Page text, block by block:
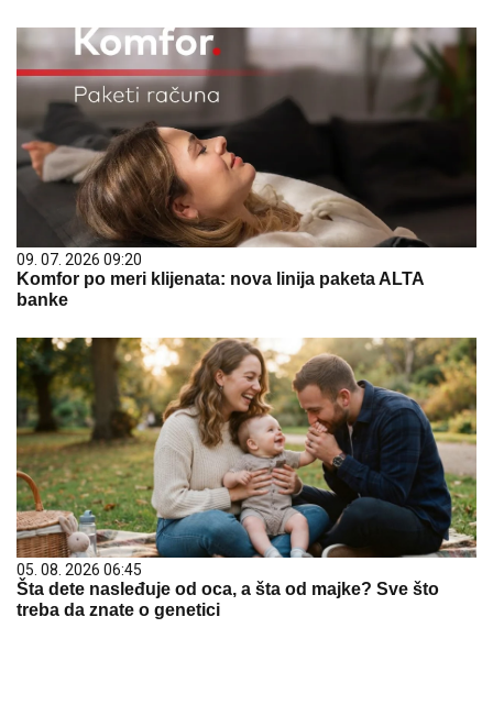
09. 07. 2026 09:20
Komfor po meri klijenata: nova linija paketa ALTA
banke
05. 08. 2026 06:45
Šta dete nasleđuje od oca, a šta od majke? Sve što
treba da znate o genetici